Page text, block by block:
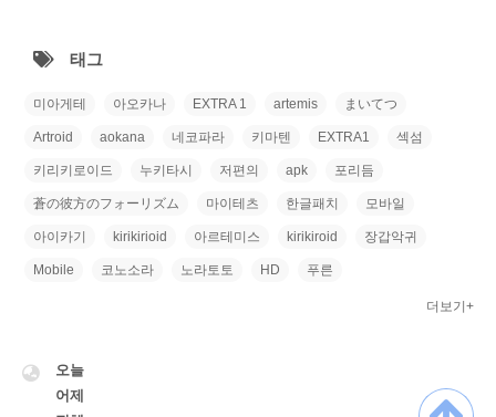
글
태그
미아게테 아오카나 EXTRA 1 artemis まいてつ
Artroid aokana 네코파라 키마텐 EXTRA1 섹섬
키리키로이드 누키타시 저편의 apk 포리듬
蒼の彼方のフォーリズム 마이테츠 한글패치 모바일
아이카기 kirikirioid 아르테미스 kirikiroid 장갑악귀
Mobile 코노소라 노라토토 HD 푸른
더보기+
VISITOR
오늘
어제